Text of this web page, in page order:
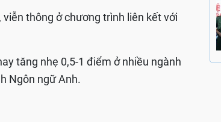
thông ở chương trình liên kết với
tăng nhẹ 0,5-1 điểm ở nhiều ngành
Ngôn ngữ Anh.